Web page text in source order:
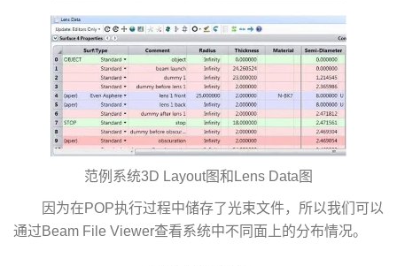
范例系统3D Layout图和Lens Data图
因为在POP执行过程中储存了光束文件，所以我们可以
通过Beam File Viewer查看系统中不同面上的分布情况。